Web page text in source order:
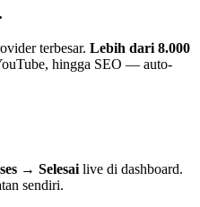
terbesar. Lebih dari 8.000
hingga SEO — auto-
→ Selesai live di dashboard.
sendiri.